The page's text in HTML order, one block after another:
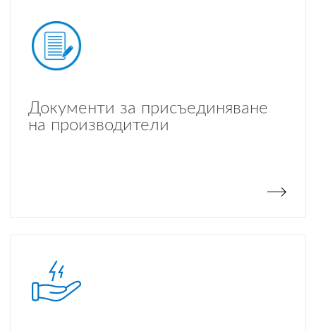
Документи за присъединяване
на производители